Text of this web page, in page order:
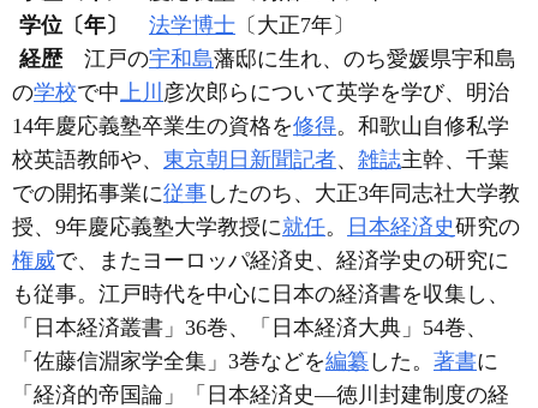
学位〔年〕
法学博士 〔大正7年〕
経歴
江戸の宇和島藩邸に生れ、のち愛媛県宇和島
の学校で中上川 彦次郎らについて英学を学び、明治
14年慶応義塾卒業生の資格を修得。和歌山自修私学
校英語教師や、 東京朝日新聞記者、 雑誌主幹、千葉
での開拓事業に従事 したのち、大正3年同志社大学教
授、9年慶応義塾大学教授に就任。 日本経済史研究の
権威で、またヨーロッパ経済史、経済学史の研究に
も従事。江戸時代を中心に日本の経済書を収集し、
「日本経済叢書」36巻、「日本経済大典」54巻、
「佐藤信淵家学全集」3巻などを編纂 した。 著書に
「経済的帝国論」「日本経済史―徳川封建制度の経